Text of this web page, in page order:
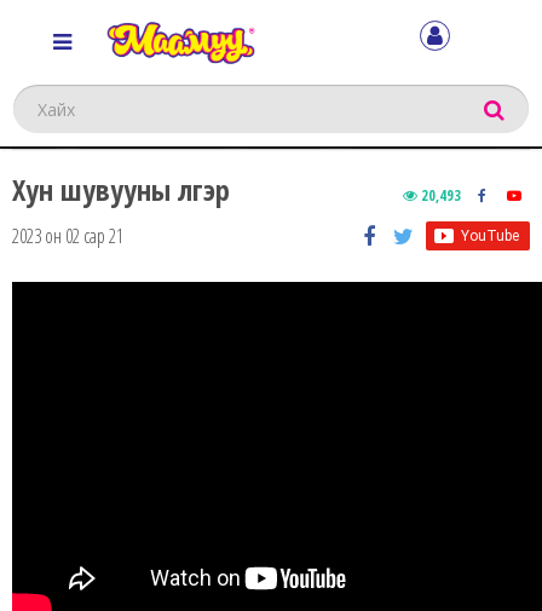
Хайх
Хун шувууны үлгэр 20,493
2023 он 02 сар 21